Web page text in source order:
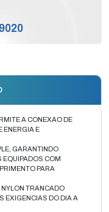
A CONEXAO DE
ENERGIA E
GARANTINDO
EQUIPADOS COM
PARA
TRANCADO
EXIGENCIAS DO DIA A